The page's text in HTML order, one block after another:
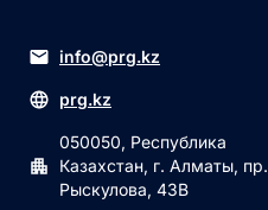
info@prg.kz
prg.kz
050050, Республика
Казахстан, г. Алматы, пр.
Рыскулова, 43В